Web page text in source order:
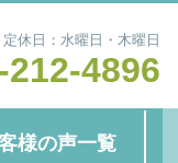
休日：水曜日・木曜日
212-4896
様の声一覧